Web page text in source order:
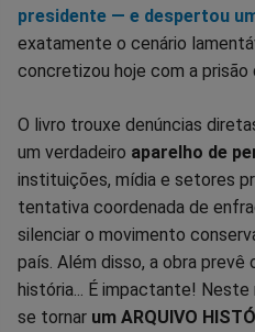
presidente — e despertou
exatamente o cenário
concretizou hoje com a
O livro trouxe denúncias
um verdadeiro aparelho de
instituições, mídia e setores
tentativa coordenada de
silenciar o movimento
país. Além disso, a obra
história... É impactante!
se tornar um ARQUIVO